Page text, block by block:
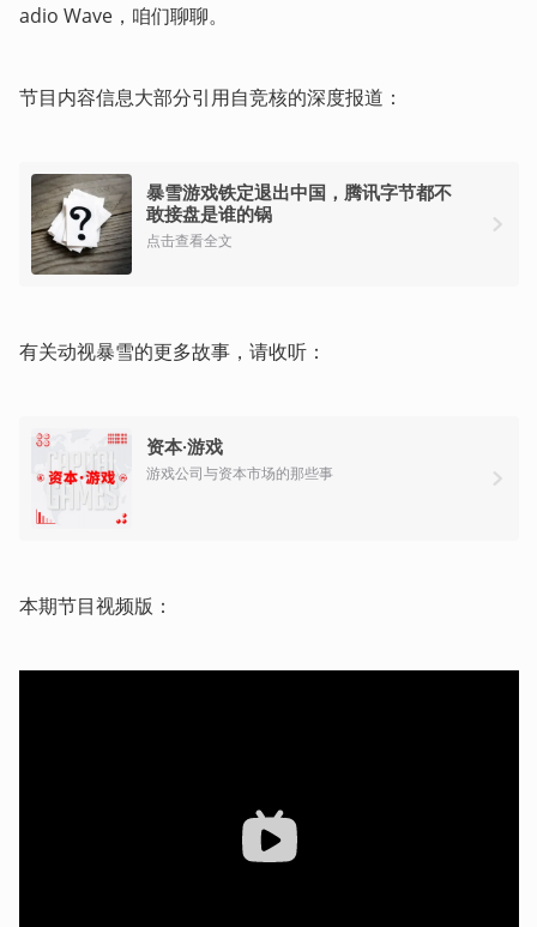
adio Wave，咱们聊聊。
节目内容信息大部分引用自竞核的深度报道：
暴雪游戏铁定退出中国，腾讯字节都不
敢接盘是谁的锅
点击查看全文
有关动视暴雪的更多故事，请收听：
资本·游戏
游戏公司与资本市场的那些事
本期节目视频版：